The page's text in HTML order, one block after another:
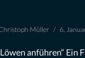
Müller 6.
anführen“ Ein